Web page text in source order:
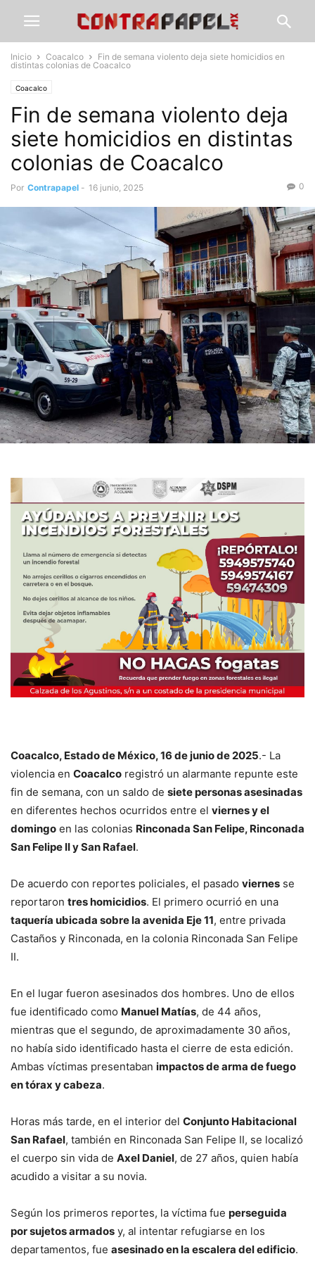
Inicio Coacalco
Fin de semana violento deja siete homicidios en
distintas colonias de Coacalco
Coacalco
Fin de semana violento deja
siete homicidios en distintas
colonias de Coacalco
Por Contrapapel - 16 junio, 2025 0
Coacalco, Estado de México, 16 de junio de 2025.- La
violencia en Coacalco registró un alarmante repunte este
fin de semana, con un saldo de siete personas asesinadas
en diferentes hechos ocurridos entre el viernes y el
domingo en las colonias Rinconada San Felipe, Rinconada
San Felipe II y San Rafael.
De acuerdo con reportes policiales, el pasado viernes se
reportaron tres homicidios. El primero ocurrió en una
taquería ubicada sobre la avenida Eje 11, entre privada
Castaños y Rinconada, en la colonia Rinconada San Felipe
II.
En el lugar fueron asesinados dos hombres. Uno de ellos
fue identificado como Manuel Matías, de 44 años,
mientras que el segundo, de aproximadamente 30 años,
no había sido identificado hasta el cierre de esta edición.
Ambas víctimas presentaban impactos de arma de fuego
en tórax y cabeza.
Horas más tarde, en el interior del Conjunto Habitacional
San Rafael, también en Rinconada San Felipe II, se localizó
el cuerpo sin vida de Axel Daniel, de 27 años, quien había
acudido a visitar a su novia.
Según los primeros reportes, la víctima fue perseguida
por sujetos armados y, al intentar refugiarse en los
departamentos, fue asesinado en la escalera del edificio.